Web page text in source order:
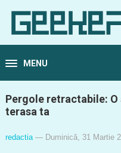
MENU
Pergole retractabile:
terasa ta
redactia — Duminică, 31 Martie